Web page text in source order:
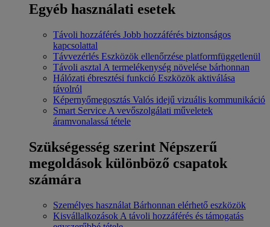
Egyéb használati esetek
Távoli hozzáférés Jobb hozzáférés biztonságos
kapcsolattal
Távvezérlés Eszközök ellenőrzése platformfüggetlenül
Távoli asztal A termelékenység növelése bárhonnan
Hálózati ébresztési funkció Eszközök aktiválása
távolról
Képernyőmegosztás Valós idejű vizuális kommunikáció
Smart Service A vevőszolgálati műveletek
áramvonalassá tétele
Szükségesség szerint Népszerű
megoldások különböző csapatok
számára
Személyes használat Bárhonnan elérhető eszközök
Kisvállalkozások A távoli hozzáférés és támogatás